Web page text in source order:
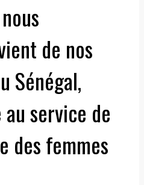
de nos
Sénégal,
service de
des femmes